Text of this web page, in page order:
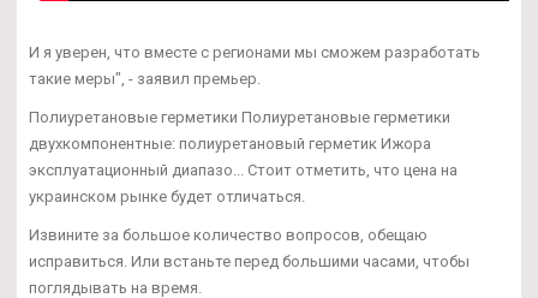
И я уверен, что вместе с регионами мы сможем разработать
такие меры", - заявил премьер.
Полиуретановые герметики Полиуретановые герметики
двухкомпонентные: полиуретановый герметик Ижора
эксплуатационный диапазо... Стоит отметить, что цена на
украинском рынке будет отличаться.
Извините за большое количество вопросов, обещаю
исправиться. Или встаньте перед большими часами, чтобы
поглядывать на время.